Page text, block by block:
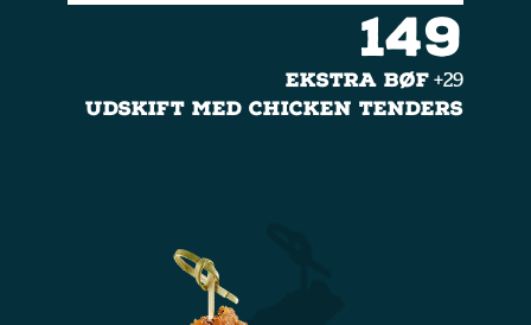
149
EKSTRA BØF +29
UDSKIFT MED CHICKEN TENDERS